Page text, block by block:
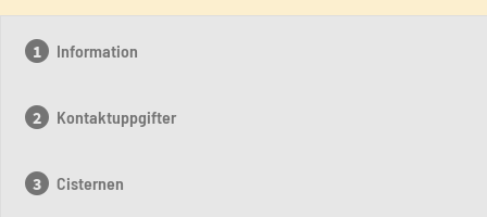
Information
Kontaktuppgifter
Cisternen